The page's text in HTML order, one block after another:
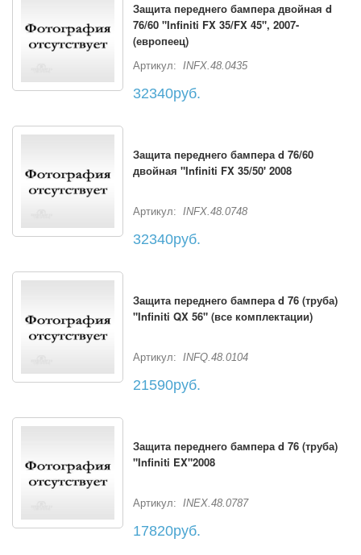
Защита переднего бампера двойная d
76/60 "Infiniti FX 35/FX 45", 2007-
(европеец)
Артикул: INFX.48.0435
32340руб.
Защита переднего бампера d 76/60
двойная "Infiniti FX 35/50' 2008
Артикул: INFX.48.0748
32340руб.
Защита переднего бампера d 76 (труба)
"Infiniti QX 56" (все комплектации)
Артикул: INFQ.48.0104
21590руб.
Защита переднего бампера d 76 (труба)
"Infiniti EX"2008
Артикул: INEX.48.0787
17820руб.